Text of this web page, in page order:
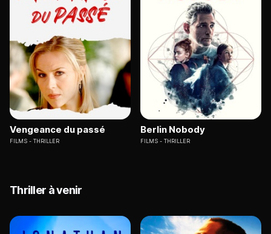
Vengeance du passé
FILMS THRILLER
Berlin Nobody
FILMS THRILLER
Thriller à venir